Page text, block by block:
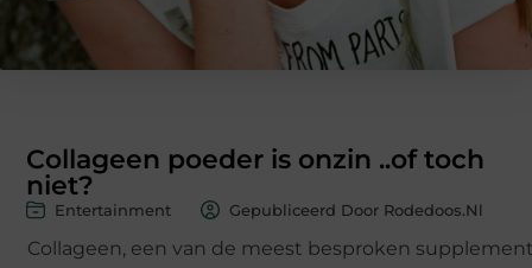
Collageen poeder is onzin ..of toch
niet?
Entertainment Gepubliceerd Door Rodedoos.nl
Collageen, een van de meest besproken